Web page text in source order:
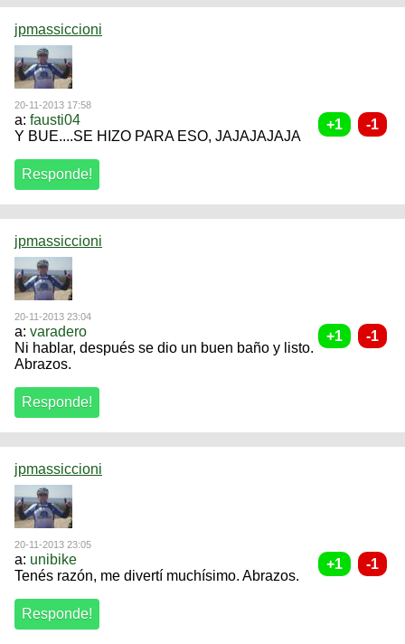
jpmassiccioni
20-11-2013 17:58
a: fausti04
Y BUE....SE HIZO PARA ESO, JAJAJAJAJA
jpmassiccioni
20-11-2013 23:04
a: varadero
Ni hablar, después se dio un buen baño y listo.
Abrazos.
jpmassiccioni
20-11-2013 23:05
a: unibike
Tenés razón, me divertí muchísimo. Abrazos.